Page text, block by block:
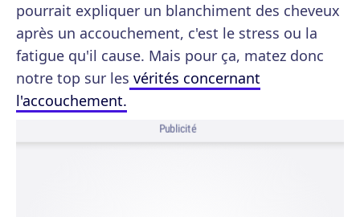
pourrait expliquer un blanchiment des cheveux
après un accouchement, c'est le stress ou la
fatigue qu'il cause. Mais pour ça, matez donc
notre top sur les vérités concernant
l'accouchement.
Publicité